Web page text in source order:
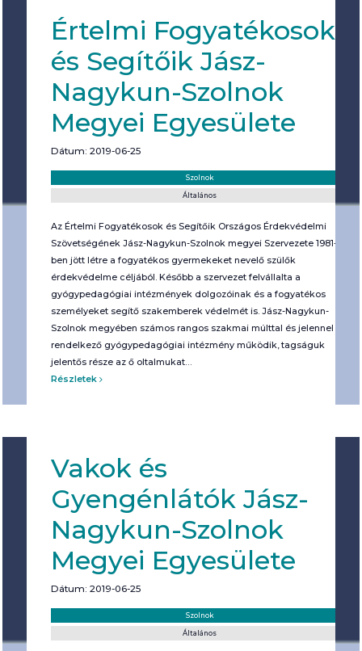
Értelmi Fogyatékosok
és Segítőik Jász-
Nagykun-Szolnok
Megyei Egyesülete
Dátum: 2019-06-25
Szolnok
Általános
Az Értelmi Fogyatékosok és Segítőik Országos Érdekvédelmi
Szövetségének Jász-Nagykun-Szolnok megyei Szervezete 1981-
ben jött létre a fogyatékos gyermekeket nevelő szülők
érdekvédelme céljából. Később a szervezet felvállalta a
gyógypedagógiai intézmények dolgozóinak és a fogyatékos
személyeket segítő szakemberek védelmét is. Jász-Nagykun-
Szolnok megyében számos rangos szakmai múlttal és jelennel
rendelkező gyógypedagógiai intézmény működik, tagságuk
jelentős része az ő oltalmukat…
Részletek
Vakok és
Gyengénlátók Jász-
Nagykun-Szolnok
Megyei Egyesülete
Dátum: 2019-06-25
Szolnok
Általános